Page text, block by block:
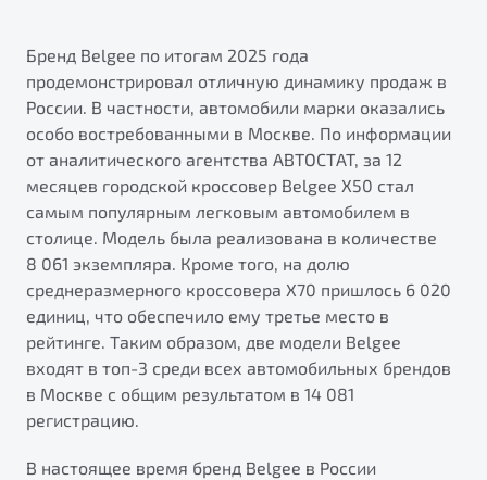
Элегантный и практичный седан
от 1 699 990 ₽*
Обзор В наличии
X70
Узнайте о специальных выгодах при покупке
автомобиля Belgee
Подробно
Автомобили в наличии
Тест-драйв
Автокредит
Будьте еще более уверены на дорогах с программой
"Помощь на дорогах"
Преимущества программы
Бренд Belgee по итогам 2025 года
продемонстрировал отличную динамику продаж в
России. В частности, автомобили марки оказались
особо востребованными в Москве. По информации
от аналитического агентства АВТОСТАТ, за 12
месяцев городской кроссовер Belgee X50 стал
самым популярным легковым автомобилем в
столице. Модель была реализована в количестве
8 061 экземпляра. Кроме того, на долю
среднеразмерного кроссовера X70 пришлось 6 020
единиц, что обеспечило ему третье место в
рейтинге. Таким образом, две модели Belgee
входят в топ-3 среди всех автомобильных брендов
в Москве с общим результатом в 14 081
регистрацию.
В настоящее время бренд Belgee в России